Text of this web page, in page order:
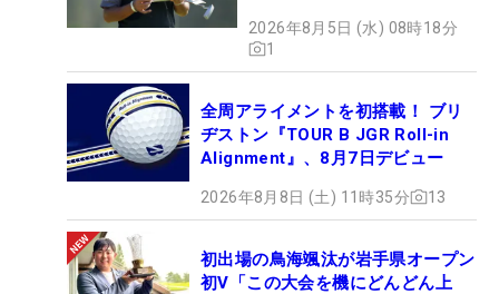
2026年8月5日 (水) 08時18分
1
全周アライメントを初搭載！ ブリ
ヂストン『TOUR B JGR Roll-in
Alignment』、8月7日デビュー
2026年8月8日 (土) 11時35分 13
初出場の鳥海颯汰が岩手県オープン
初V「この大会を機にどんどん上